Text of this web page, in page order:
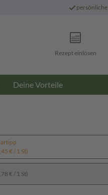
persönliche
Rezept einlösen
Deine Vorteile
€ / 1 St)
€ / 1 St)